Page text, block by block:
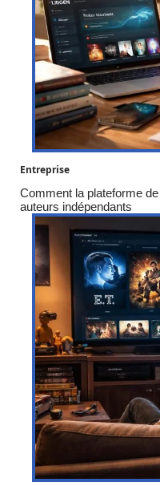
Entreprise
Comment la plateforme
auteurs indépendants